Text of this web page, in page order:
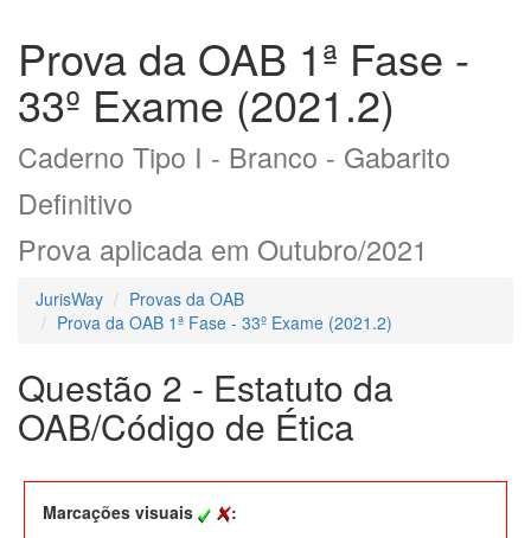
Prova da OAB 1ª Fase -
33º Exame (2021.2)
Caderno Tipo I - Branco - Gabarito
Definitivo
Prova aplicada em Outubro/2021
JurisWay
Provas da OAB
Prova da OAB 1ª Fase - 33º Exame (2021.2)
Questão 2 - Estatuto da
OAB/Código de Ética
Marcações visuais
: